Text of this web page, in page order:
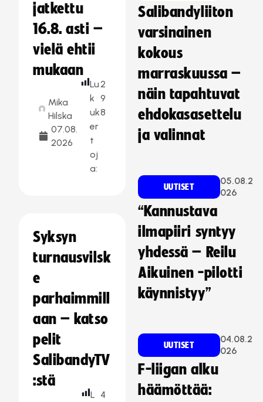
jatkettu
16.8. asti –
vielä ehtii
mukaan
Mika
Hilska
07.08.
2026
Lu
k
uk
er
t
oj
a:
2
9
8
Syksyn
turnausvilsk
e
parhaimmill
aan – katso
pelit
SalibandyTV
:stä
L 4
Salibandyliiton
varsinainen
kokous
marraskuussa –
näin tapahtuvat
ehdokasasettelu
ja valinnat
UUTISET
05.08.2
026
“Kannustava
ilmapiiri syntyy
yhdessä – Reilu
Aikuinen -pilotti
käynnistyy”
UUTISET
04.08.2
026
F-liigan alku
häämöttää: